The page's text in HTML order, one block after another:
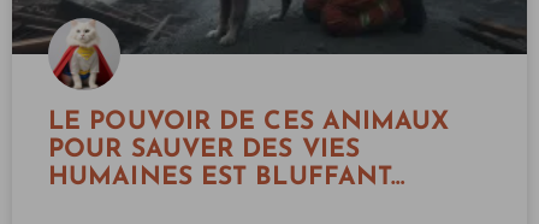
LE POUVOIR DE CES ANIMAUX
POUR SAUVER DES VIES
HUMAINES EST BLUFFANT…